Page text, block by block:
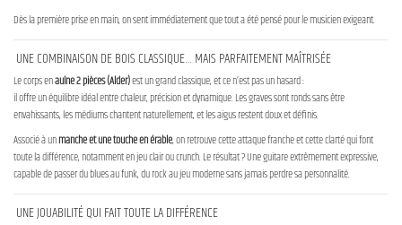
Dès la première prise en main, on sent immédiatement que tout a été pensé pour le musicien exigeant.
UNE COMBINAISON DE BOIS CLASSIQUE… MAIS PARFAITEMENT MAÎTRISÉE
Le corps enaulne 2 pièces (Alder)est un grand classique, et ce n’est pas un hasard :
il offre un équilibre idéal entre chaleur, précision et dynamique. Les graves sont ronds sans être
envahissants, les médiums chantent naturellement, et les aigus restent doux et définis.
Associé à unmanche et une touche en érable, on retrouve cette attaque franche et cette clarté qui font
toute la différence, notamment en jeu clair ou crunch. Le résultat ? Une guitare extrêmement expressive,
capable de passer du blues au funk, du rock au jeu moderne sans jamais perdre sa personnalité.
UNE JOUABILITÉ QUI FAIT TOUTE LA DIFFÉRENCE